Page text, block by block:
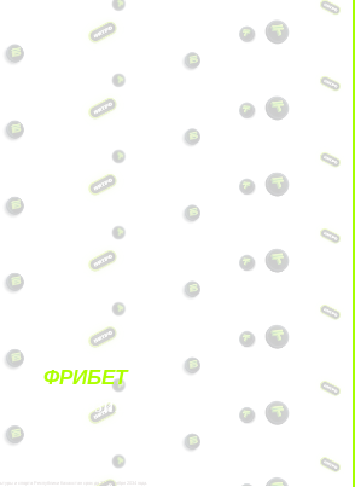
ФРИБЕТ
ЗА ДЕПОЗИТЫ
и спорта Республики Казахстан срок до 27 сентября 2034 года.